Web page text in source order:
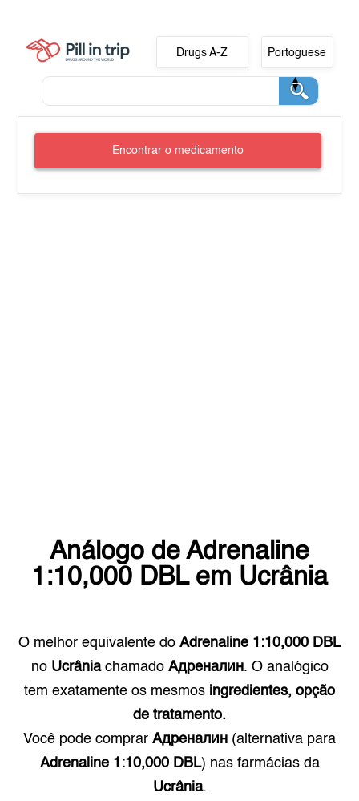
Drugs A-Z Portoguese
Encontrar o medicamento
Análogo de Adrenaline
1:10,000 DBLem Ucrânia
O melhor equivalente do Adrenaline 1:10,000 DBL
no Ucrâniachamado Адреналин. O analógico
tem exatamente os mesmos ingredientes, opção
de tratamento.
Você pode comprar Адреналин (alternativa para
Adrenaline 1:10,000 DBL) nas farmácias da
Ucrânia.